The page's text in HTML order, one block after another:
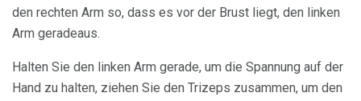
den rechten Arm so, dass es vor der Brust liegt, den linken
Arm geradeaus.
Halten Sie den linken Arm gerade, um die Spannung auf der
Hand zu halten, ziehen Sie den Trizeps zusammen, um den